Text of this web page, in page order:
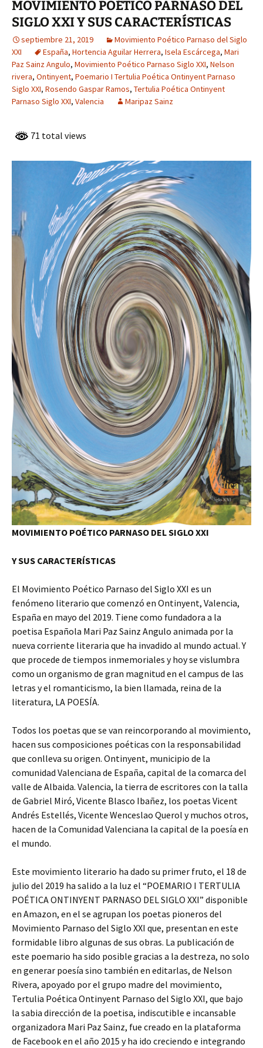
MOVIMIENTO POÉTICO PARNASO DEL
SIGLO XXI Y SUS CARACTERÍSTICAS
septiembre 21, 2019
Movimiento Poético Parnaso del Siglo
XXI
España, Hortencia Aguilar Herrera, Isela Escárcega, Mari
Paz Sainz Angulo, Movimiento Poético Parnaso Siglo XXI, Nelson
rivera, Ontinyent, Poemario I Tertulia Poética Ontinyent Parnaso
Siglo XXI, Rosendo Gaspar Ramos, Tertulia Poética Ontinyent
Parnaso Siglo XXI, Valencia Maripaz Sainz
71 total views
MOVIMIENTO POÉTICO PARNASO DEL SIGLO XXI
Y SUS CARACTERÍSTICAS
El Movimiento Poético Parnaso del Siglo XXI es un
fenómeno literario que comenzó en Ontinyent, Valencia,
España en mayo del 2019. Tiene como fundadora a la
poetisa Española Mari Paz Sainz Angulo animada por la
nueva corriente literaria que ha invadido al mundo actual. Y
que procede de tiempos inmemoriales y hoy se vislumbra
como un organismo de gran magnitud en el campus de las
letras y el romanticismo, la bien llamada, reina de la
literatura, LA POESÍA.
Todos los poetas que se van reincorporando al movimiento,
hacen sus composiciones poéticas con la responsabilidad
que conlleva su origen. Ontinyent, municipio de la
comunidad Valenciana de España, capital de la comarca del
valle de Albaida. Valencia, la tierra de escritores con la talla
de Gabriel Miró, Vicente Blasco Ibañez, los poetas Vicent
Andrés Estellés, Vicente Wenceslao Querol y muchos otros,
hacen de la Comunidad Valenciana la capital de la poesía en
el mundo.
Este movimiento literario ha dado su primer fruto, el 18 de
julio del 2019 ha salido a la luz el “POEMARIO I TERTULIA
POÉTICA ONTINYENT PARNASO DEL SIGLO XXI” disponible
en Amazon, en el se agrupan los poetas pioneros del
Movimiento Parnaso del Siglo XXI que, presentan en este
formidable libro algunas de sus obras. La publicación de
este poemario ha sido posible gracias a la destreza, no solo
en generar poesía sino también en editarlas, de Nelson
Rivera, apoyado por el grupo madre del movimiento,
Tertulia Poética Ontinyent Parnaso del Siglo XXI, que bajo
la sabia dirección de la poetisa, indiscutible e incansable
organizadora Mari Paz Sainz, fue creado en la plataforma
de Facebook en el año 2015 y ha ido creciendo e integrando